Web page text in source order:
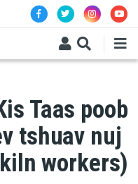
Taas poob
tshuav nuj
workers)